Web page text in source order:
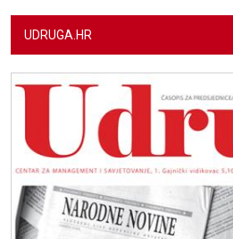
UDRUGA.HR